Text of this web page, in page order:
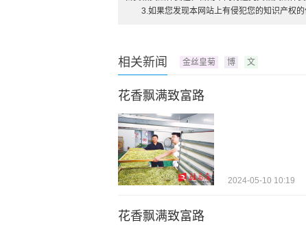
3.如果您发现本网站上有侵犯您的知识产权
相关新闻 金丝皇菊 博 文
花香飘满致富路
2024-05-10 10:19
花香飘满致富路